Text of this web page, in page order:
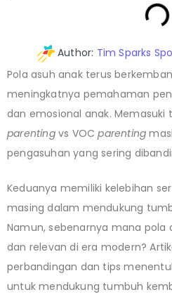
Author: Tim Sparks
Pola asuh anak terus
meningkatnya pemahaman
dan emosional anak. Memasuki
parenting vs VOC parenting
pengasuhan yang sering
Keduanya memiliki kelebihan
masing dalam mendukung
Namun, sebenarnya mana pola
dan relevan di era modern?
perbandingan dan tips
untuk mendukung tumbuh